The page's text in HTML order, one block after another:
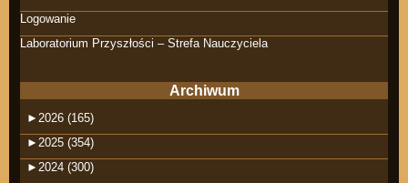
Logowanie
Laboratorium Przyszłości – Strefa Nauczyciela
Archiwum
► 2026 (165)
► 2025 (354)
► 2024 (300)